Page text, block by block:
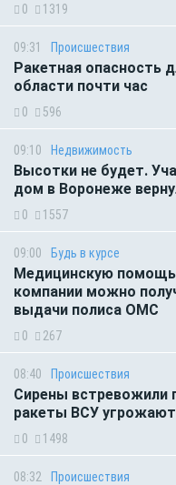
0 1319
09:31 Происшествия
Ракетная опасность
области почти час
0 596
09:10 Недвижимость
Высотки не будет.
дом в Воронеже
0 1557
09:00 Будь в курсе
Медицинскую помощь
компании можно
выдачи полиса ОМС
0 267
08:40 Происшествия
Сирены встревожили
ракеты ВСУ угрожают
0 1498
08:32 Происшествия